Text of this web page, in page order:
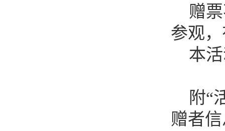
赠票
参观
本活
附“
赠者